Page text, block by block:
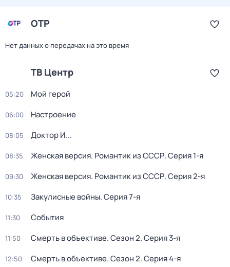
ОТР
Нет данных о передачах на это время
ТВ Центр
05:20 Мой герой
06:00 Настроение
08:05 Доктор И...
08:35 Женская версия. Романтик из СССР. Серия 1-я
09:30 Женская версия. Романтик из СССР. Серия 2-я
10:35 Закулисные войны. Серия 7-я
11:30 События
11:50 Смерть в объективе. Сезон 2. Серия 3-я
12:50 Смерть в объективе. Сезон 2. Серия 4-я